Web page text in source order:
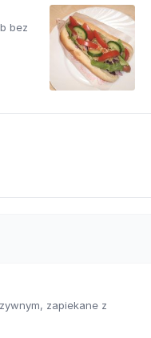
bez
zapiekane z